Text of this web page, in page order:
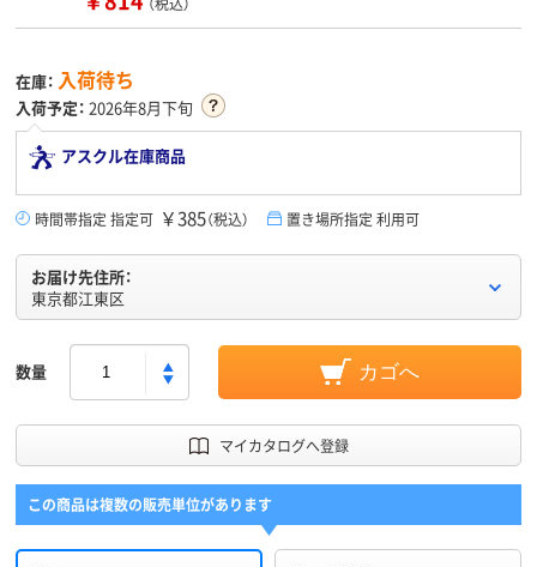
在庫： 入荷待ち
入荷予定： 2026年8月下旬
アスクル在庫商品
時間帯指定 指定可 ￥385（税込） 置き場所指定 利用可
お届け先住所：
東京都江東区
数量 カゴへ
マイカタログへ登録
この商品は複数の販売単位があります